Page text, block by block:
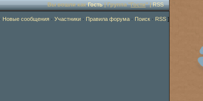
Вы вошли какГость| Группа "Гости" |RSS
· Новые сообщения · Участники · Правила форума · Поиск · RSS ]